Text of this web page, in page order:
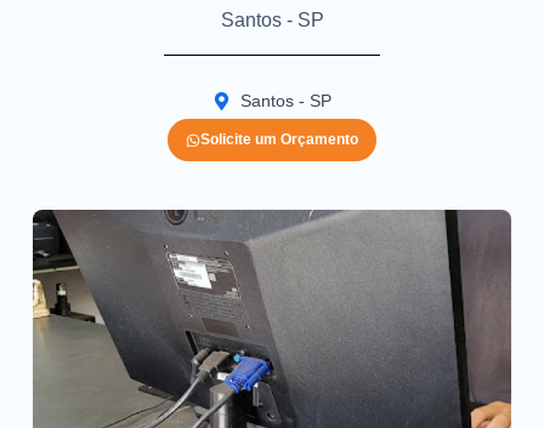
Santos - SP
Santos - SP
Solicite um Orçamento